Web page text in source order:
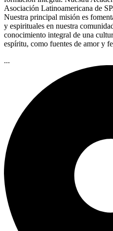
Asociación Latinoamericana de
Nuestra principal misión es
y espirituales en nuestra
conocimiento integral de una
espíritu, como fuentes de amor y
...